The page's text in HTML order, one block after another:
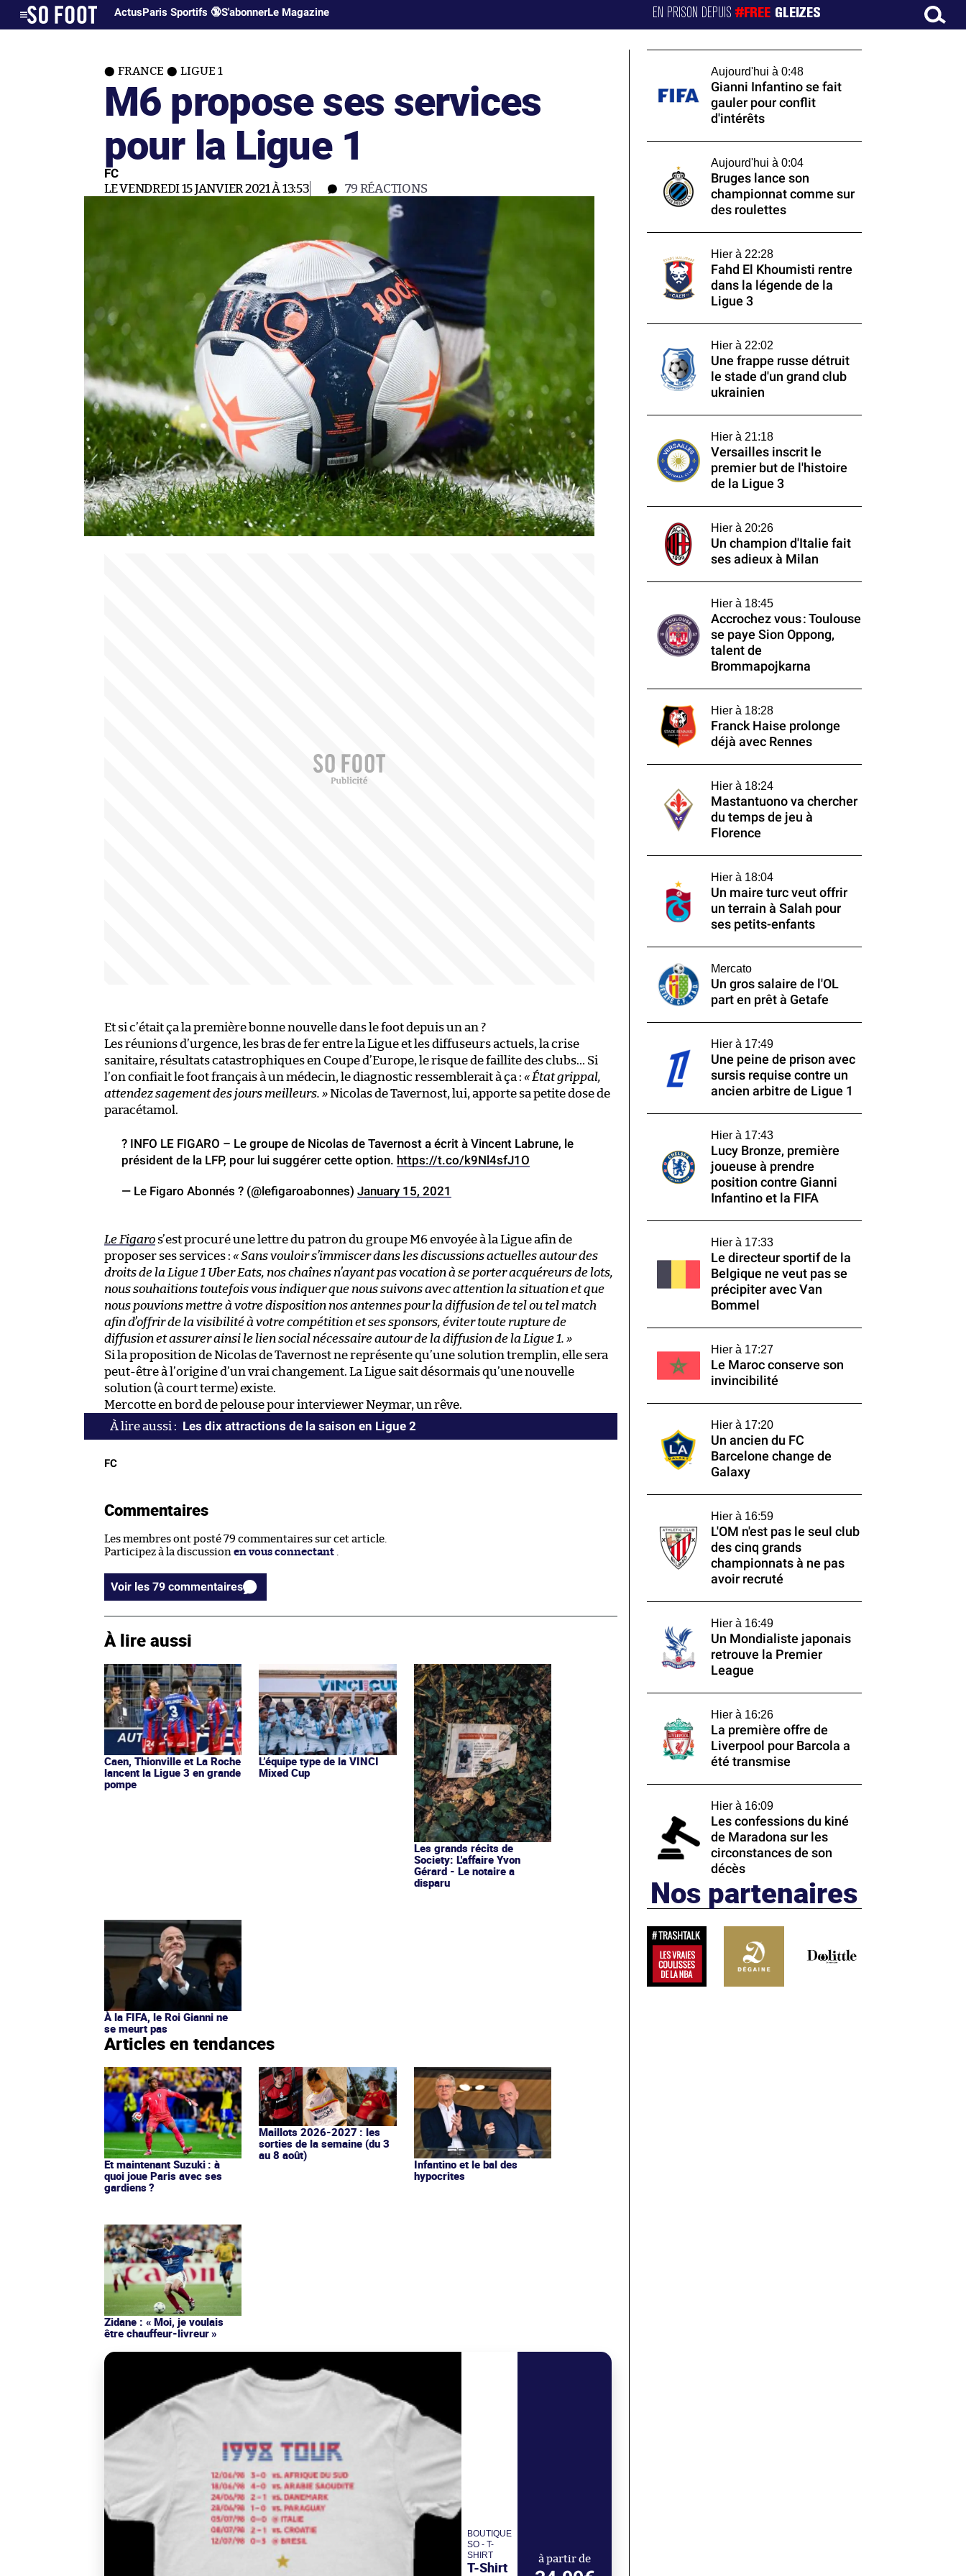
ActusParis Sportifs 🔞S'abonnerLe Magazine EN PRISON DEPUIS#FREE GLEIZES
FRANCE LIGUE 1
M6 propose ses services
pour la Ligue 1
FC
LE VENDREDI 15 JANVIER 2021 À 13:53 79 RÉACTIONS
Et si c’était ça la première bonne nouvelle dans le foot depuis un an ?
Les réunions d’urgence, les bras de fer entre la Ligue et les diffuseurs actuels, la crise
sanitaire, résultats catastrophiques en Coupe d’Europe, le risque de faillite des clubs… Si
l’on confiait le foot français à un médecin, le diagnostic ressemblerait à ça : « État grippal,
attendez sagement des jours meilleurs. »Nicolas de Tavernost, lui, apporte sa petite dose de
paracétamol.
? INFO LE FIGARO – Le groupe de Nicolas de Tavernost a écrit à Vincent Labrune, le
président de la LFP, pour lui suggérer cette option. https://t.co/k9Nl4sfJ1O
— Le Figaro Abonnés ? (@lefigaroabonnes) January 15, 2021
Le Figaro s’est procuré une lettre du patron du groupe M6 envoyée à la Ligue afin de
proposer ses services : « Sans vouloir s’immiscer dans les discussions actuelles autour des
droits de la Ligue 1 Uber Eats, nos chaînes n’ayant pas vocation à se porter acquéreurs de lots,
nous souhaitions toutefois vous indiquer que nous suivons avec attention la situation et que
nous pouvions mettre à votre disposition nos antennes pour la diffusion de tel ou tel match
afin d’offrir de la visibilité à votre compétition et ses sponsors, éviter toute rupture de
diffusion et assurer ainsi le lien social nécessaire autour de la diffusion de la Ligue 1. »
Si la proposition de Nicolas de Tavernost ne représente qu’une solution tremplin, elle sera
peut-être à l’origine d’un vrai changement. La Ligue sait désormais qu’une nouvelle
solution (à court terme) existe.
Mercotte en bord de pelouse pour interviewer Neymar, un rêve.
Les dix attractions de la saison en Ligue 2
FC
Commentaires
Les membres ont posté 79 commentaires sur cet article.
Participez à la discussion en vous connectant .
Voir les 79 commentaires
À lire aussi
Caen, Thionville et La Roche
lancent la Ligue 3 en grande
pompe
L’équipe type de la VINCI
Mixed Cup
Les grands récits de
Society: L'affaire Yvon
Gérard - Le notaire a
disparu
À la FIFA, le Roi Gianni ne
se meurt pas
Articles en tendances
Et maintenant Suzuki : à
quoi joue Paris avec ses
gardiens ?
Maillots 2026-2027 : les
sorties de la semaine (du 3
au 8 août)
Infantino et le bal des
hypocrites
Zidane : « Moi, je voulais
être chauffeur-livreur »
BOUTIQUE
SO - T-
SHIRT
T-Shirt
à partir de
Aujourd'hui à 0:48
Gianni Infantino se fait
gauler pour conflit
d'intérêts
Aujourd'hui à 0:04
Bruges lance son
championnat comme sur
des roulettes
Hier à 22:28
Fahd El Khoumisti rentre
dans la légende de la
Ligue 3
Hier à 22:02
Une frappe russe détruit
le stade d'un grand club
ukrainien
Hier à 21:18
Versailles inscrit le
premier but de l'histoire
de la Ligue 3
Hier à 20:26
Un champion d'Italie fait
ses adieux à Milan
Hier à 18:45
Accrochez vous : Toulouse
se paye Sion Oppong,
talent de
Brommapojkarna
Hier à 18:28
Franck Haise prolonge
déjà avec Rennes
Hier à 18:24
Mastantuono va chercher
du temps de jeu à
Florence
Hier à 18:04
Un maire turc veut offrir
un terrain à Salah pour
ses petits-enfants
Mercato
Un gros salaire de l'OL
part en prêt à Getafe
Hier à 17:49
Une peine de prison avec
sursis requise contre un
ancien arbitre de Ligue 1
Hier à 17:43
Lucy Bronze, première
joueuse à prendre
position contre Gianni
Infantino et la FIFA
Hier à 17:33
Le directeur sportif de la
Belgique ne veut pas se
précipiter avec Van
Bommel
Hier à 17:27
Le Maroc conserve son
invincibilité
Hier à 17:20
Un ancien du FC
Barcelone change de
Galaxy
Hier à 16:59
L'OM n'est pas le seul club
des cinq grands
championnats à ne pas
avoir recruté
Hier à 16:49
Un Mondialiste japonais
retrouve la Premier
League
Hier à 16:26
La première offre de
Liverpool pour Barcola a
été transmise
Hier à 16:09
Les confessions du kiné
de Maradona sur les
circonstances de son
décès
Nos partenaires